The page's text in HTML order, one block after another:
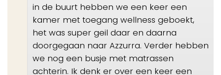
in de buurt hebben we een keer een
kamer met toegang wellness geboekt,
het was super geil daar en daarna
doorgegaan naar Azzurra. Verder hebben
we nog een busje met matrassen
achterin. Ik denk er over een keer een